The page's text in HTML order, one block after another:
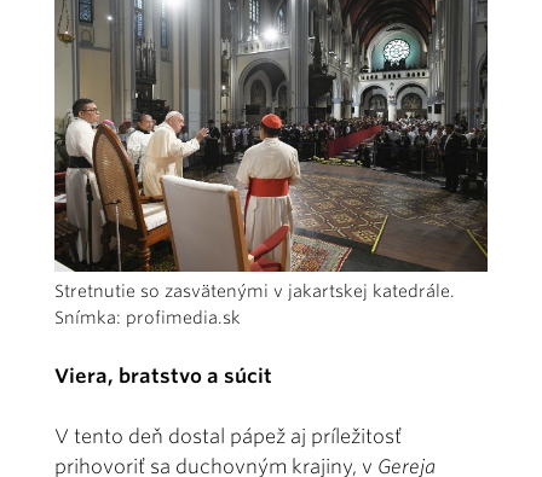
Stretnutie so zasvätenými v jakartskej katedrále.
Snímka: profimedia.sk
Viera, bratstvo a súcit
V tento deň dostal pápež aj príležitosť
prihovoriť sa duchovným krajiny, v Gereja